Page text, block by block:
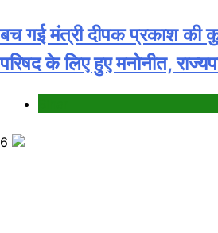
बच गई मंत्री दीपक प्रकाश की
परिषद के लिए हुए मनोनीत,
6